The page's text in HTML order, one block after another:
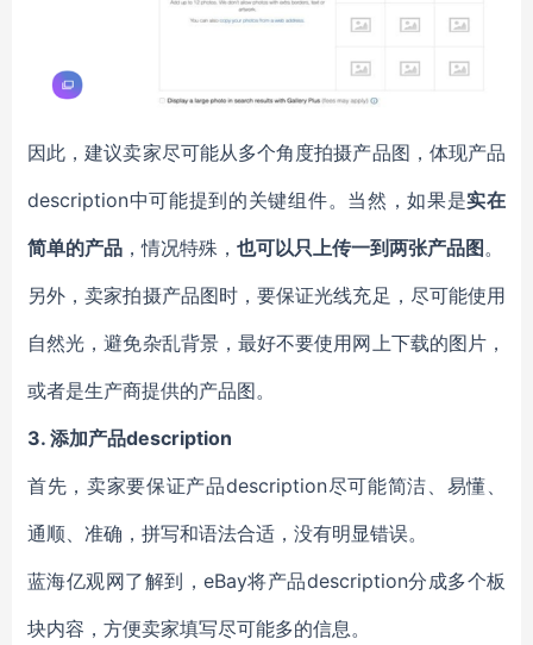
因此，建议卖家尽可能从多个角度拍摄产品图，体现产品
description中可能提到的关键组件。当然，如果是实在
简单的产品 ，情况特殊， 也可以只上传一到两张产品图。
另外，卖家拍摄产品图时，要保证光线充足，尽可能使用
自然光，避免杂乱背景，最好不要使用网上下载的图片，
或者是生产商提供的产品图。
3. 添加产品description
首先，卖家要保证产品description尽可能简洁、易懂、
通顺、准确，拼写和语法合适，没有明显错误。
蓝海亿观网了解到，eBay将产品description分成多个板
块内容，方便卖家填写尽可能多的信息。